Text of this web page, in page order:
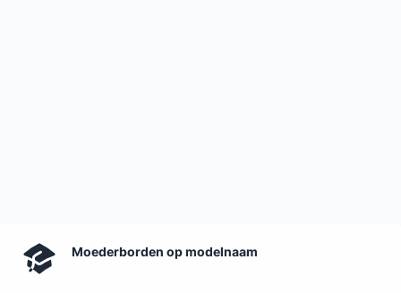
Moederborden op modelnaam